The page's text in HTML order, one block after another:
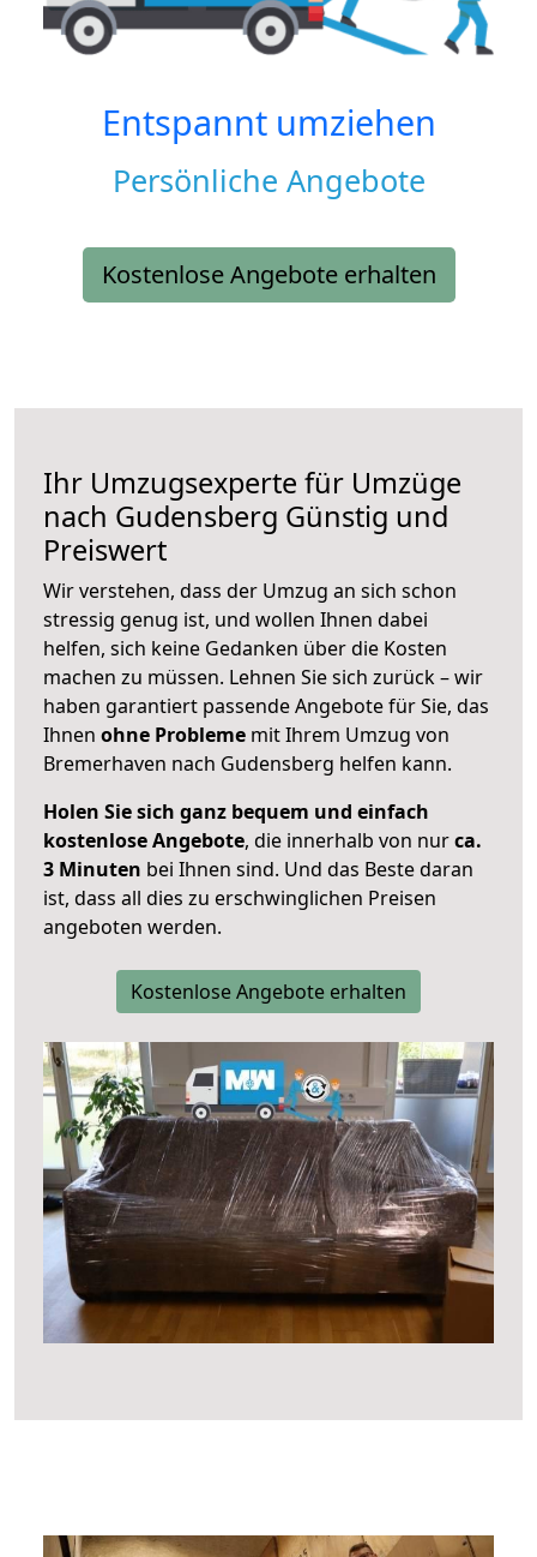
Entspannt umziehen
Persönliche Angebote
Kostenlose Angebote erhalten
Ihr Umzugsexperte für Umzüge
nach Gudensberg Günstig und
Preiswert
Wir verstehen, dass der Umzug an sich schon
stressig genug ist, und wollen Ihnen dabei
helfen, sich keine Gedanken über die Kosten
machen zu müssen. Lehnen Sie sich zurück – wir
haben garantiert passende Angebote für Sie, das
Ihnen ohne Probleme mit Ihrem Umzug von
Bremerhaven nach Gudensberg helfen kann.
Holen Sie sich ganz bequem und einfach
kostenlose Angebote, die innerhalb von nurca.
3 Minuten bei Ihnen sind. Und das Beste daran
ist, dass all dies zu erschwinglichen Preisen
angeboten werden.
Kostenlose Angebote erhalten